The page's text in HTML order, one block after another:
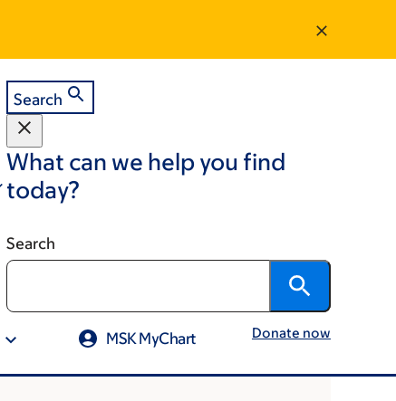
Search
What can we help you find
today?
Search
MSK MyChart Donate now